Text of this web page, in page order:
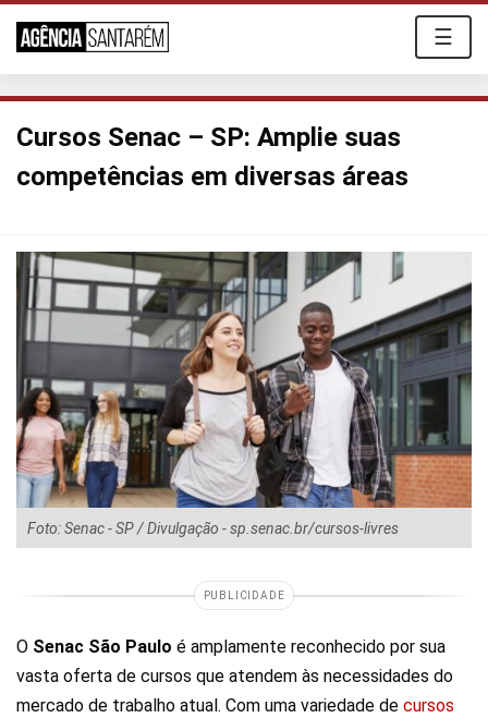
☰
Cursos Senac – SP: Amplie suas
competências em diversas áreas
Foto: Senac - SP / Divulgação - sp.senac.br/cursos-livres
PUBLICIDADE
O Senac São Paulo é amplamente reconhecido por sua
vasta oferta de cursos que atendem às necessidades do
mercado de trabalho atual. Com uma variedade de cursos